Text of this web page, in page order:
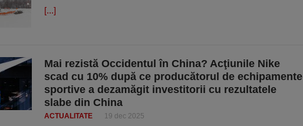
[...]
Mai rezistă Occidentul în China? Acţiunile Nike
scad cu 10% după ce producătorul de echipamente
sportive a dezamăgit investitorii cu rezultatele
slabe din China
ACTUALITATE 19 dec 2025